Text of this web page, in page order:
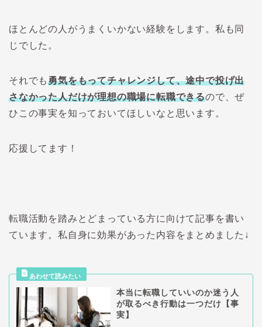
ほとんどの人がうまくいかない経験をします。私も同
じでした。
それでも勇気をもってチャレンジして、途中で投げ出
さなかった人だけが理想の職場に転職できるので、ぜ
ひこの事実を知っておいてほしいなと思います。
応援してます！
転職活動を踏みとどまっている方に向けて記事を書い
ています。私自身に効果があった内容をまとめました↓
本当に転職していいのか迷う人
が取るべき行動は一つだけ【事
実】